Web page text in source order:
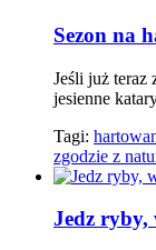
Sezon na
Jeśli już teraz
jesienne
Tagi:
zgodzie z
Jedz